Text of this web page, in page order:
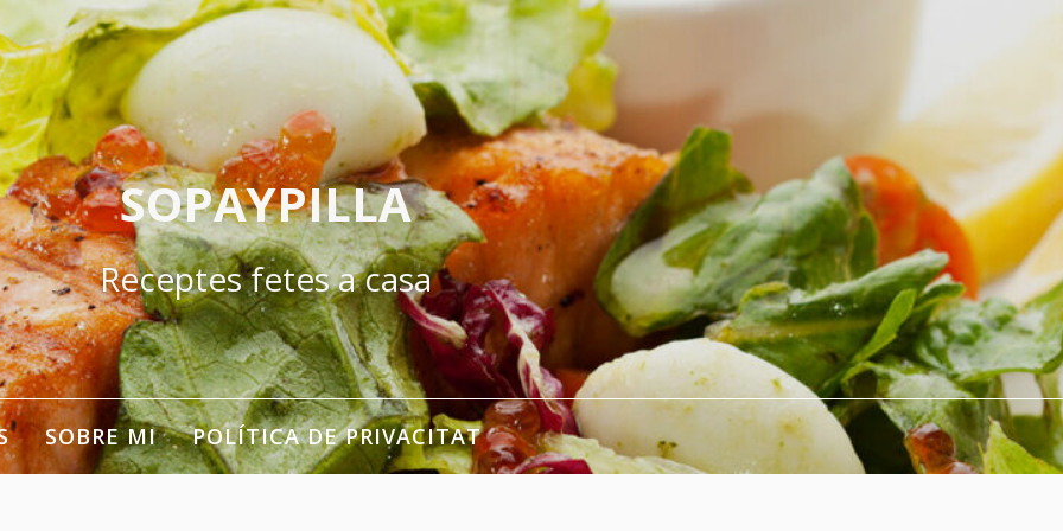
SOPAYPILLA
Receptes fetes a casa
SOBRE MI POLÍTICA DE PRIVACITAT